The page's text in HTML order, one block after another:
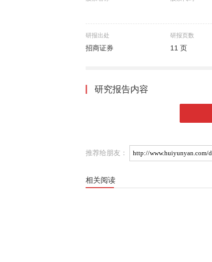
研报出处
招商证券
研报页数
11 页
研究报告内容
推荐给朋友：
相关阅读